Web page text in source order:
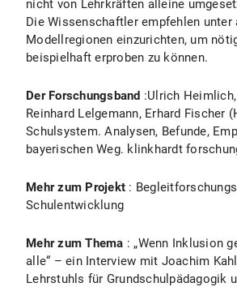
nicht von Lehrkräften alleine
Die Wissenschaftler empfehlen unter
Modellregionen einzurichten, um
beispielhaft erproben zu können.
Der Forschungsband :Ulrich
Reinhard Lelgemann, Erhard Fischer
Schulsystem. Analysen, Befunde,
bayerischen Weg. klinkhardt
Mehr zum Projekt :
Schulentwicklung
Mehr zum Thema : „Wenn Inklusion
alle“ – ein Interview mit Joachim
Lehrstuhls für Grundschulpädagogik